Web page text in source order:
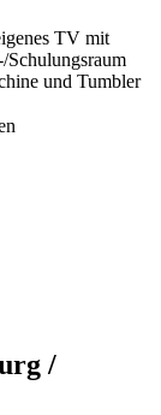
TV mit
Schulungsraum
und Tumbler
/